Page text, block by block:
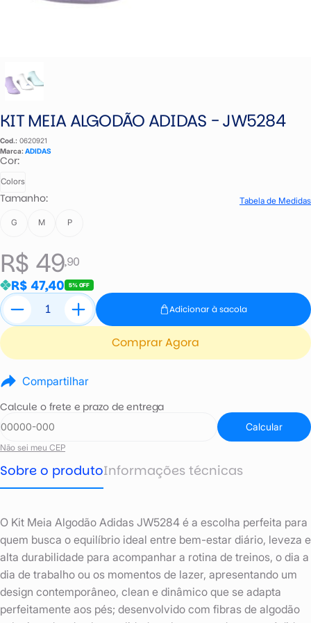
KIT MEIA ALGODÃO ADIDAS - JW5284
Cod.: 0620921
Marca: ADIDAS
R$ 49,90
R$ 47,40 5% OFF
Cor:
Colors
Tamanho: Tabela de Medidas
G M P
Adicionar à sacola
Comprar Agora
Compartilhar
Calcule o frete e prazo de entrega
Calcular
Não sei meu CEP
Sobre o produtoInformações técnicas
O Kit Meia Algodão Adidas JW5284 é a escolha perfeita para
quem busca o equilíbrio ideal entre bem-estar diário, leveza e
alta durabilidade para acompanhar a rotina de treinos, o dia a
dia de trabalho ou os momentos de lazer, apresentando um
design contemporâneo, clean e dinâmico que se adapta
perfeitamente aos pés; desenvolvido com fibras de algodão